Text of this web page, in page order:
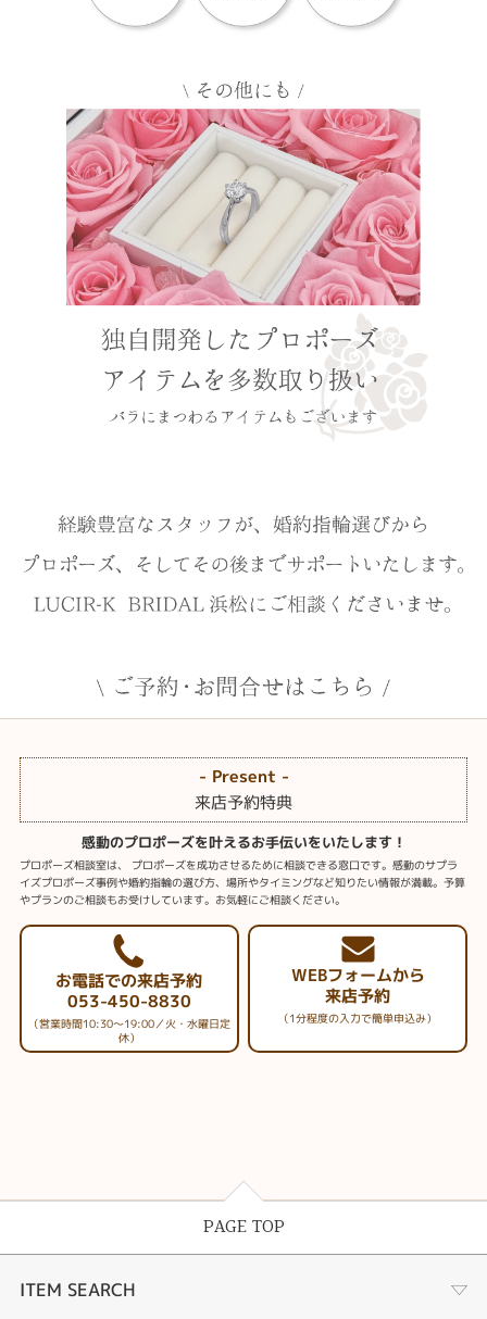
- Present -
来店予約特典
感動のプロポーズを叶えるお手伝いをいたします！
プロポーズ相談室は、 プロポーズを成功させるために相談できる窓口です。感動のサプラ
イズプロポーズ事例や婚約指輪の選び方、場所やタイミングなど知りたい情報が満載。予算
やプランのご相談もお受けしています。お気軽にご相談ください。
お電話での来店予約
053-450-8830
（営業時間10:30～19:00／火・水曜日定
休）
WEBフォームから
来店予約
（1分程度の入力で簡単申込み）
PAGE TOP
ITEM SEARCH